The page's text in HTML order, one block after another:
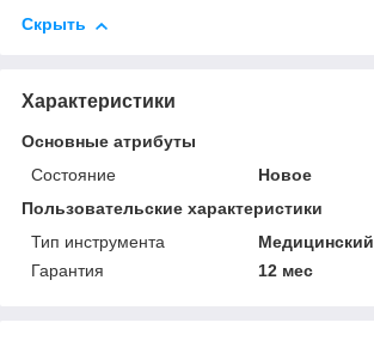
Скрыть
Характеристики
Основные атрибуты
Состояние
Новое
Пользовательские характеристики
Тип инструмента
Медицинский
Гарантия
12 мес